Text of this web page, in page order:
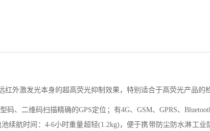
外激发光本身的超高荧光抑制效果，特别适合于高荧光产品的
、二维码扫描精确的GPS定位；有4G、GSM、GPRS、
航时间：4-6小时重量超轻(1.2kg)，便于携带防尘防水淋工业